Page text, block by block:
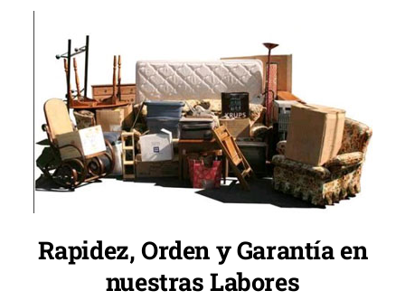
Rapidez, Orden y Garantía en
nuestras Labores